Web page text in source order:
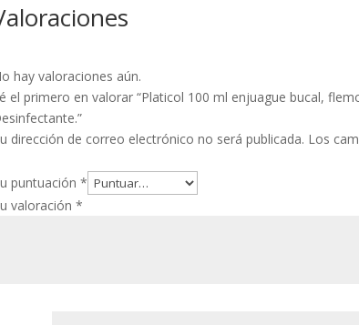
hay valoraciones aún.
el primero en valorar “Platicol 100 ml enjuague bucal,
dirección de correo electrónico no será publicada. Los
puntuación*
valoración*